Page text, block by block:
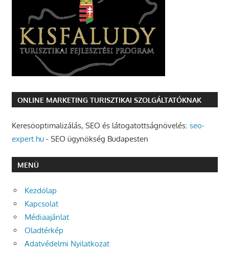
ONLINE MARKETING TURISZTIKAI SZOLGÁLTATÓKNAK
Keresőoptimalizálás, SEO és látogatottságnövelés: seo-
expert.hu- SEO ügynökség Budapesten
MENÜ
Kezdőlap
Kapcsolat
Médiaajánlat
Oladtérkép
Adatvédelmi Nyilatkozat